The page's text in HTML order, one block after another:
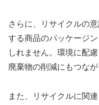
さらに、リサイクルの
する商品のパッケージ
しれません。環境に配
廃棄物の削減にもつなが
また、リサイクルに関